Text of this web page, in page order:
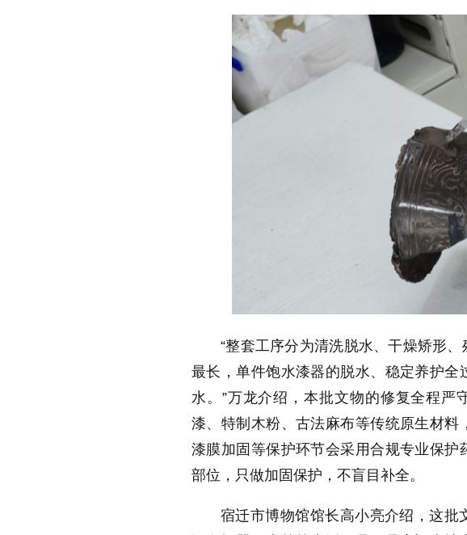
“整套工序分为清洗脱水、干燥矫形
最长，单件饱水漆器的脱水、稳定养护
水。”万龙介绍，本批文物的修复全程严
漆、特制木粉、古法麻布等传统原生材料
漆膜加固等保护环节会采用合规专业保
部位，只做加固保护，不盲目补全。
宿迁市博物馆馆长高小亮介绍，这批